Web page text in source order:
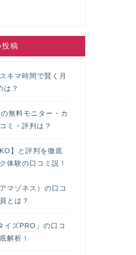
稿
キマ時間で賢く月
は？
無料モニター・カ
ミ・評判は？
】と評判を徹底
体験の口コミ説！
マゾネス）の口コ
とは？
イズPRO」の口コ
解析！